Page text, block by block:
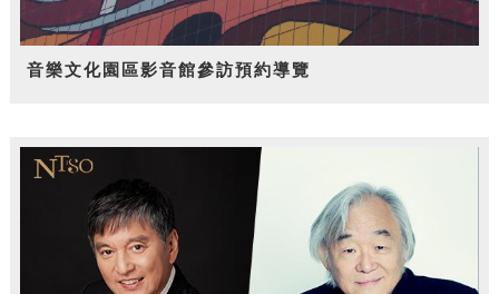
音樂文化園區影音館參訪預約導覽